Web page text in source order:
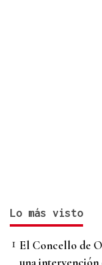
Lo más visto
El Concello de